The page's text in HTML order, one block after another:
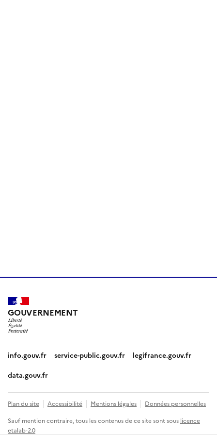
GOUVERNEMENT
info.gouv.fr service-public.gouv.fr legifrance.gouv.fr
data.gouv.fr
Plan du site Accessibilité Mentions légales Données personnelles
Sauf mention contraire, tous les contenus de ce site sont sous licence
etalab-2.0